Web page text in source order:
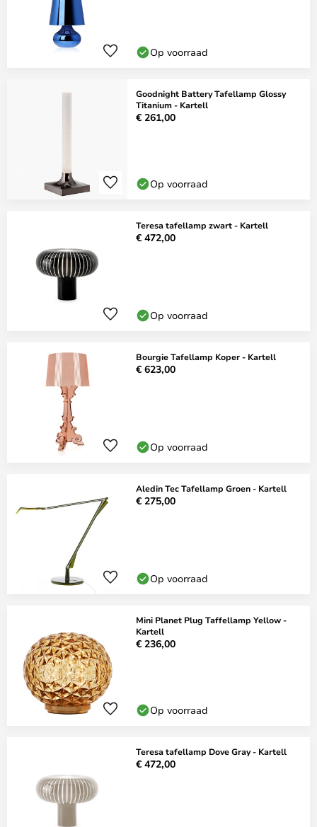
Op voorraad
Goodnight Battery Tafellamp Glossy
Titanium - Kartell
€ 261,00
Op voorraad
Teresa tafellamp zwart - Kartell
€ 472,00
Op voorraad
Bourgie Tafellamp Koper - Kartell
€ 623,00
Op voorraad
Aledin Tec Tafellamp Groen - Kartell
€ 275,00
Op voorraad
Mini Planet Plug Taffellamp Yellow -
Kartell
€ 236,00
Op voorraad
Teresa tafellamp Dove Gray - Kartell
€ 472,00